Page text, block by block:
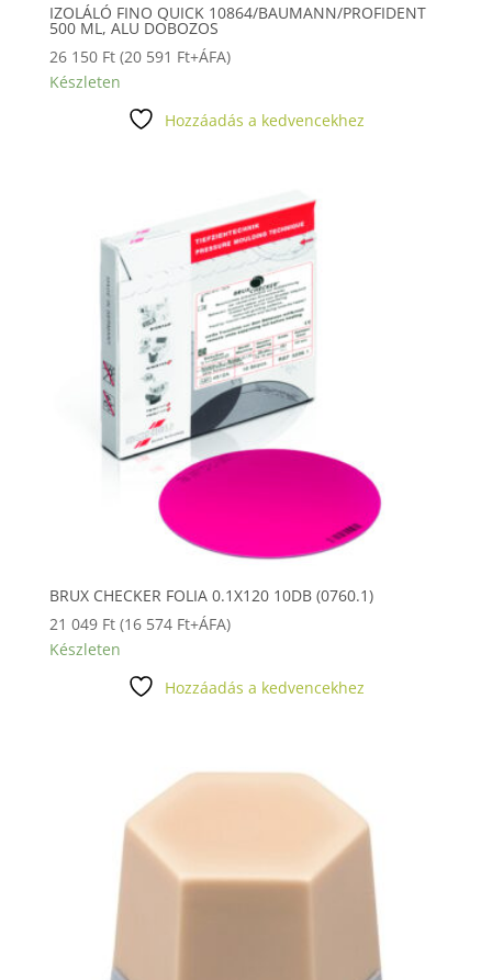
IZOLÁLÓ FINO QUICK 10864/BAUMANN/PROFIDENT
500 ML, ALU DOBOZOS
26 150 Ft (20 591 Ft+ÁFA)
Készleten
Hozzáadás a kedvencekhez
BRUX CHECKER FOLIA 0.1X120 10DB (0760.1)
21 049 Ft (16 574 Ft+ÁFA)
Készleten
Hozzáadás a kedvencekhez